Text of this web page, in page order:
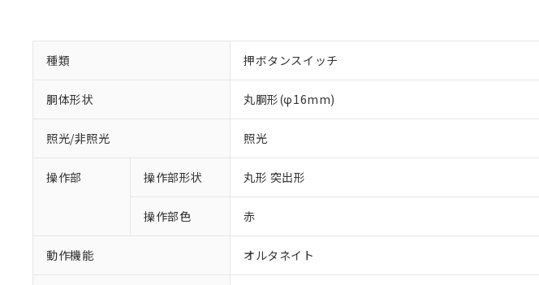
種類 押ボタンスイッチ
胴体形状 丸胴形(φ16mm)
照光/非照光 照光
操作部 操作部形状 丸形 突出形
操作部色 赤
動作機能 オルタネイト